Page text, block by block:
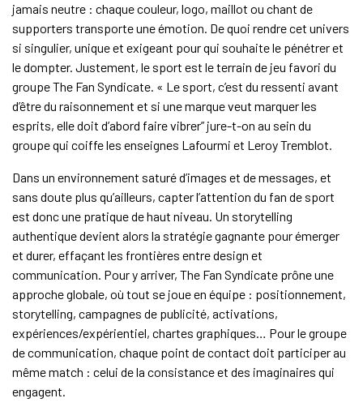
jamais neutre : chaque couleur, logo, maillot ou chant de
supporters transporte une émotion. De quoi rendre cet univers
si singulier, unique et exigeant pour qui souhaite le pénétrer et
le dompter. Justement, le sport est le terrain de jeu favori du
groupe The Fan Syndicate. « Le sport, c’est du ressenti avant
d’être du raisonnement et si une marque veut marquer les
esprits, elle doit d’abord faire vibrer” jure-t-on au sein du
groupe qui coiffe les enseignes Lafourmi et Leroy Tremblot.
Dans un environnement saturé d’images et de messages, et
sans doute plus qu’ailleurs, capter l’attention du fan de sport
est donc une pratique de haut niveau. Un storytelling
authentique devient alors la stratégie gagnante pour émerger
et durer, effaçant les frontières entre design et
communication. Pour y arriver, The Fan Syndicate prône une
approche globale, où tout se joue en équipe : positionnement,
storytelling, campagnes de publicité, activations,
expériences/expérientiel, chartes graphiques… Pour le groupe
de communication, chaque point de contact doit participer au
même match : celui de la consistance et des imaginaires qui
engagent.